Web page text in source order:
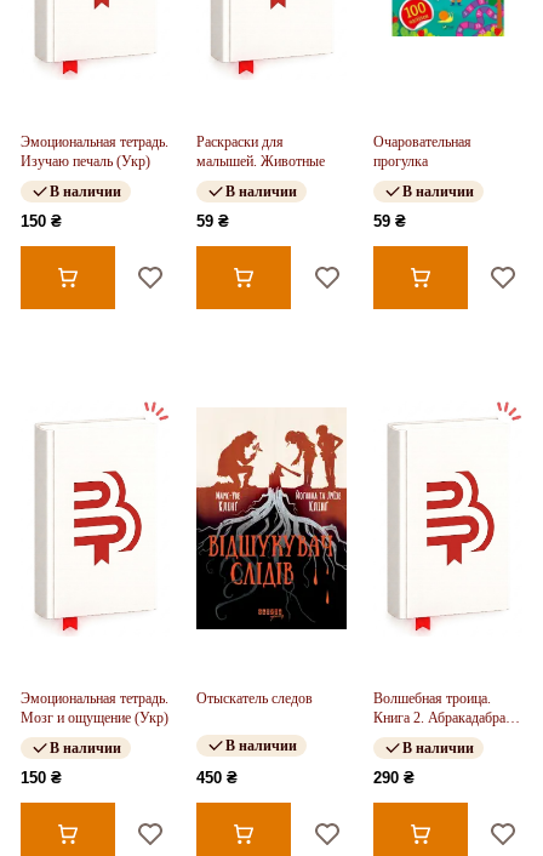
Эмоциональная тетрадь.
Изучаю печаль (Укр)
В наличии
150 ₴
Раскраски для
малышей. Животные
В наличии
59 ₴
Очаровательная
прогулка
В наличии
59 ₴
Эмоциональная тетрадь.
Мозг и ощущение (Укр)
В наличии
150 ₴
Отыскатель следов
В наличии
450 ₴
Волшебная троица.
Книга 2. Абракадабра
— и никаких ссор! (у)
В наличии
290 ₴